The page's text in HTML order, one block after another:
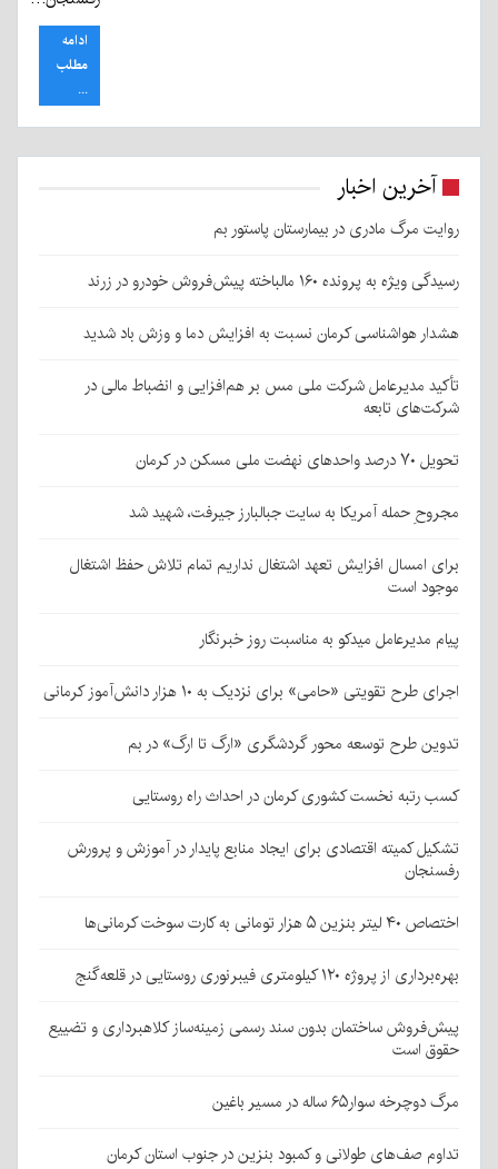
ادامه
مطلب
...
آخرین اخبار
روایت مرگ مادری در بیمارستان پاستور بم
رسیدگی ویژه به پرونده ۱۶۰ مالباخته پیش‌فروش خودرو در زرند
هشدار هواشناسی کرمان نسبت به افزایش دما و وزش باد شدید
تأکید مدیرعامل شرکت ملی مس بر هم‌افزایی و انضباط مالی در
شرکت‌های تابعه
تحویل ۷۰ درصد واحدهای نهضت ملی مسکن در کرمان
مجروحِ حمله آمریکا به سایت جبالبارز جیرفت، شهید شد
برای امسال افزایش تعهد اشتغال نداریم تمام تلاش حفظ اشتغال
موجود است
پیام مدیرعامل میدکو به مناسبت روز خبرنگار
اجرای طرح تقویتی «حامی» برای نزدیک به ۱۰ هزار دانش‌آموز کرمانی
تدوین طرح توسعه محور گردشگری «ارگ تا ارگ» در بم
کسب رتبه نخست کشوری کرمان در احداث راه روستایی
تشکیل کمیته اقتصادی برای ایجاد منابع پایدار در آموزش و پرورش
رفسنجان
اختصاص ۴۰ لیتر بنزین ۵ هزار تومانی به کارت سوخت کرمانی‌ها
بهره‌برداری از پروژه ۱۲۰ کیلومتری فیبرنوری روستایی در قلعه‌گنج
پیش‌فروش ساختمان بدون سند رسمی زمینه‌ساز کلاهبرداری و تضییع
حقوق است
مرگ دوچرخه سوار۶۵ ساله در مسیر باغین
تداوم صف‌های طولانی و کمبود بنزین در جنوب استان کرمان